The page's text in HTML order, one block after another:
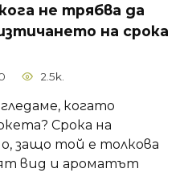
не трябва да
на срока
2.5k.
когато
Срока на
защо той е толкова
вид и ароматът